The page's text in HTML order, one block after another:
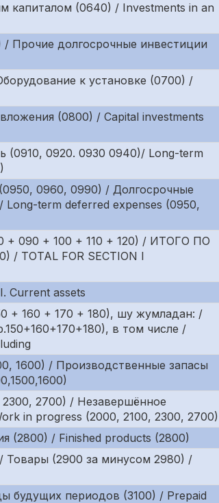
капиталом (0640) / Investments in an
/ Прочие долгосрочные инвестиции
к установке (0700) /
(0800) / Capital investments
(0910, 0920. 0930 0940)/ Long-term
0960, 0990) / Долгосрочные
term deferred expenses (0950,
+ 090 + 100 + 110 + 120) / ИТОГО ПО
/ TOTAL FOR SECTION I
Current assets
+ 160 + 170 + 180), шу жумладан: /
в том числе /
1600) / Производственные запасы
2300, 2700) / Незавершённое
in progress (2000, 2100, 2300, 2700)
(2800) / Finished products (2800)
Товары (2900 за минусом 2980) /
будущих периодов (3100) / Prepaid